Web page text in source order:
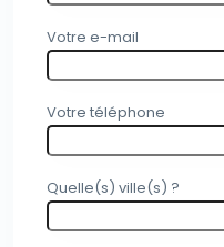
Votre e-mail
Votre téléphone
Quelle(s) ville(s) ?